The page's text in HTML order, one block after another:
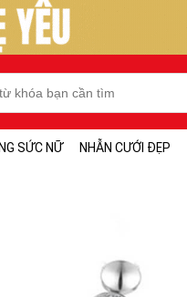
SỨC NỮ NHẪN CƯỚI ĐẸP